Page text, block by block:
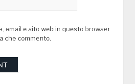
email e sito web in questo browser
che commento.